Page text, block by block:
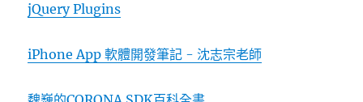
jQuery Plugins
iPhone App 軟體開發筆記 - 沈志宗老師